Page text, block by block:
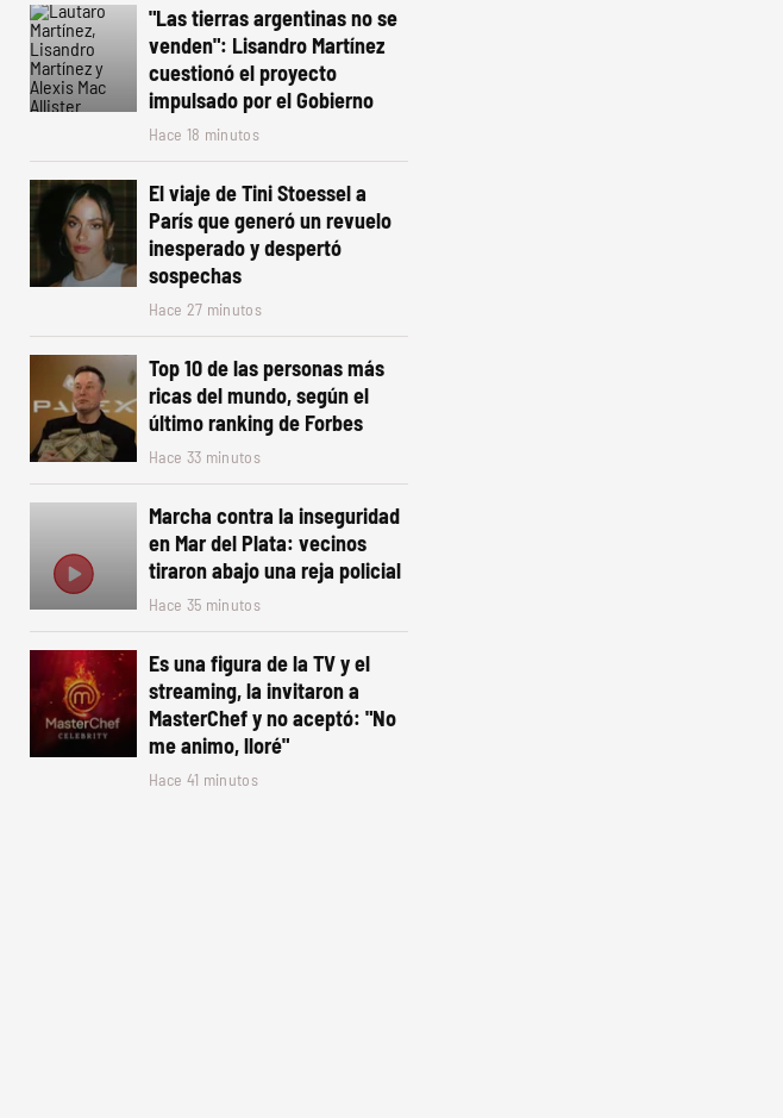
"Las tierras argentinas no se
venden": Lisandro Martínez
cuestionó el proyecto
impulsado por el Gobierno
Hace 18 minutos
El viaje de Tini Stoessel a
París que generó un revuelo
inesperado y despertó
sospechas
Hace 27 minutos
Top 10 de las personas más
ricas del mundo, según el
último ranking de Forbes
Hace 33 minutos
Marcha contra la inseguridad
en Mar del Plata: vecinos
tiraron abajo una reja policial
Hace 35 minutos
Es una figura de la TV y el
streaming, la invitaron a
MasterChef y no aceptó: "No
me animo, lloré"
Hace 41 minutos